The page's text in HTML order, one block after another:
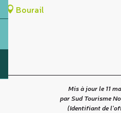
Bourail
Mis à jour le 11
par Sud Tourisme
(Identifiant de